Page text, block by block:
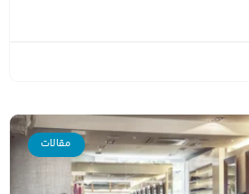
مقالات